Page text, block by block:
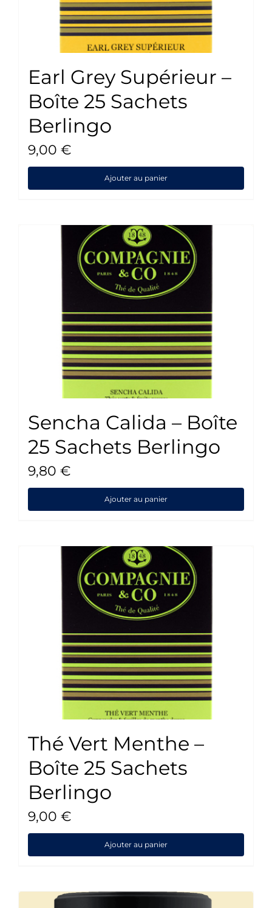
Earl Grey Supérieur –
Boîte 25 Sachets
Berlingo
9,00 €
Ajouter au panier
Sencha Calida – Boîte
25 Sachets Berlingo
9,80 €
Ajouter au panier
Thé Vert Menthe –
Boîte 25 Sachets
Berlingo
9,00 €
Ajouter au panier